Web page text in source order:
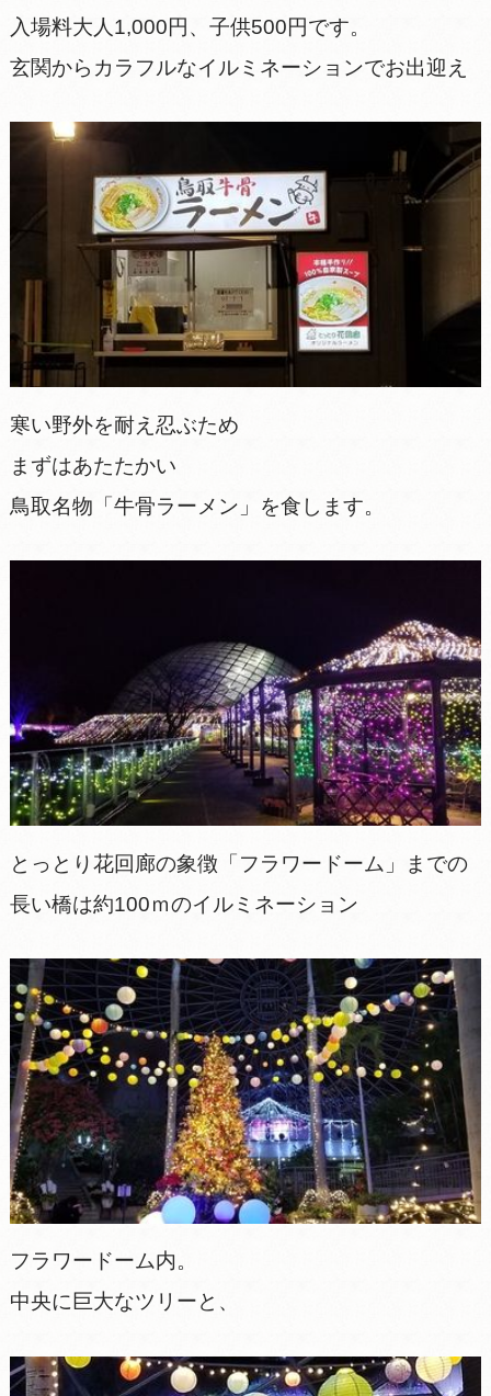
入場料大人1,000円、子供500円です。
玄関からカラフルなイルミネーションでお出迎え
寒い野外を耐え忍ぶため
まずはあたたかい
鳥取名物「牛骨ラーメン」を食します。
とっとり花回廊の象徴「フラワードーム」までの
長い橋は約100ｍのイルミネーション
フラワードーム内。
中央に巨大なツリーと、